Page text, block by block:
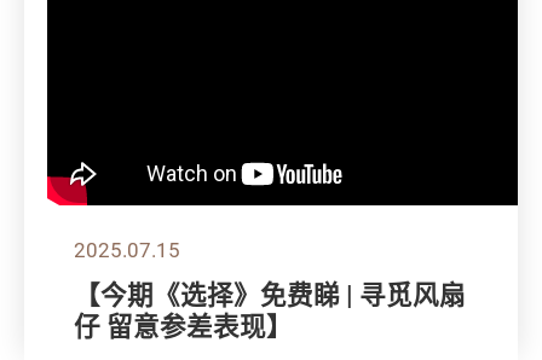
2025.07.15
【今期《选择》免费睇 | 寻觅风扇
仔 留意参差表现】